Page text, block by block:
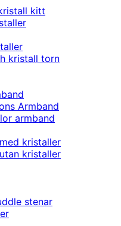
kitt
kristall torn
Armband
armband
kristaller
kristaller
stenar